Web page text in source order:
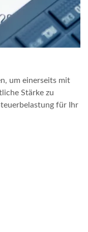
um einerseits mit
Stärke zu
für Ihr